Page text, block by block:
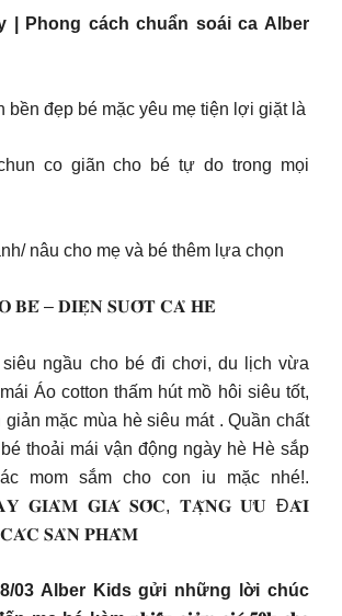
| Phong cách chuẩn soái ca Alber
bền đẹp bé mặc yêu mẹ tiện lợi giặt là
co giãn cho bé tự do trong mọi
nâu cho mẹ và bé thêm lựa chọn
𝐁𝐄́ – 𝐃𝐈𝐄̣̂𝐍 𝐒𝐔𝐎̂́𝐓 𝐂𝐀̉ 𝐇𝐄̀
ngầu cho bé đi chơi, du lịch vừa
Áo cotton thấm hút mồ hôi siêu tốt,
mặc mùa hè siêu mát . Quần chất
thoải mái vận động ngày hè Hè sắp
mom sắm cho con iu mặc nhé!.
𝐆𝐈𝐀̉𝐌 𝐆𝐈𝐀́ 𝐒𝐎̂́𝐂, 𝐓𝐀̣̆𝐍𝐆 𝐔̛𝐔 Đ𝐀̃𝐈
𝐒𝐀̉𝐍 𝐏𝐇𝐀̂̉𝐌
03 Alber Kids gửi những lời chúc